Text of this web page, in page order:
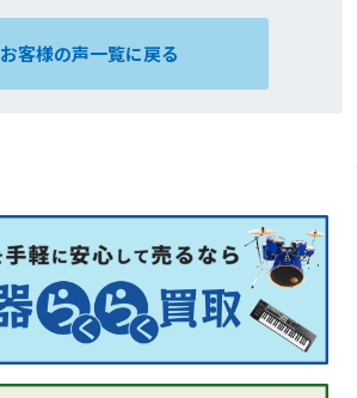
お客様の声一覧に戻る